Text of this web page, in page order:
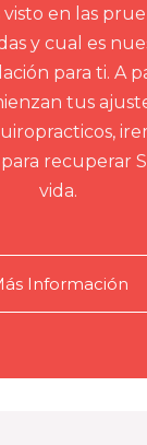
visto en las
y cual es
para ti. A
tus
para recuperar
vida.
Información